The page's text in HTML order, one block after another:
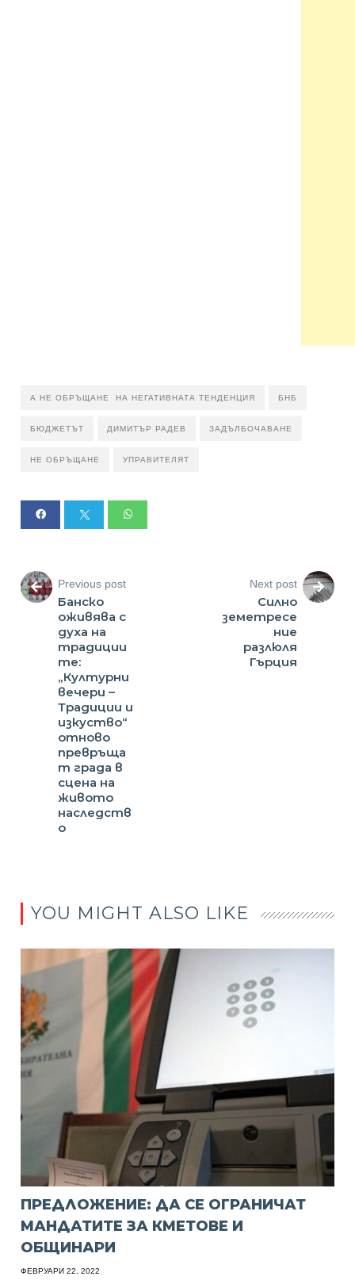
А НЕ ОБРЪЩАНЕ НА НЕГАТИВНАТА ТЕНДЕНЦИЯ БНБ
БЮДЖЕТЪТ ДИМИТЪР РАДЕВ ЗАДЪЛБОЧАВАНЕ
НЕ ОБРЪЩАНЕ УПРАВИТЕЛЯТ
Previous post
Банско
оживява с
духа на
традиции
те:
„Културни
вечери –
Традиции и
изкуство“
отново
превръща
т града в
сцена на
живото
наследств
о
Next post
Силно
земетресе
ние
разлюля
Гърция
YOU MIGHT ALSO LIKE
ПРЕДЛОЖЕНИЕ: ДА СЕ ОГРАНИЧАТ
МАНДАТИТЕ ЗА КМЕТОВЕ И
ОБЩИНАРИ
ФЕВРУАРИ 22, 2022